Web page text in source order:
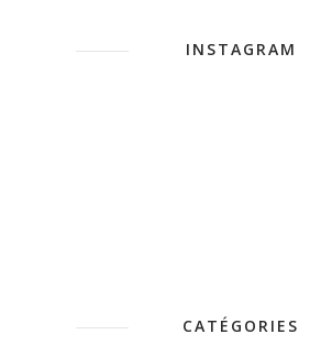
INSTAGRAM
CATÉGORIES